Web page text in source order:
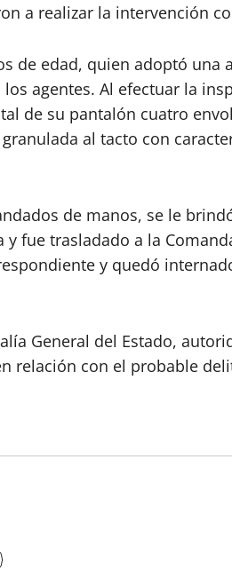
a realizar la intervención
de edad, quien adoptó una
agentes. Al efectuar la
de su pantalón cuatro
al tacto con
de manos, se le
fue trasladado a la
y quedó
General del Estado,
relación con el probable